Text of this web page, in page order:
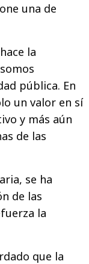
una de
la
pública. En
un valor en sí
y más aún
de las
se ha
de las
la
que la